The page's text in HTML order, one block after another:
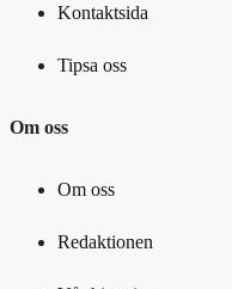
Kontaktsida
Tipsa oss
Om oss
Om oss
Redaktionen